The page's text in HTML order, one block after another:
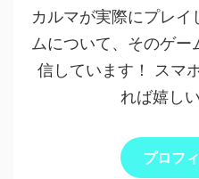
カルマが実際にプレ
ムについて、そのゲ
信しています！ スマ
れば嬉し
プロフ